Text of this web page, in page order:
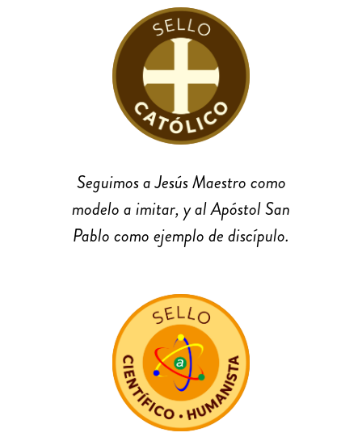
Seguimos a Jesús Maestro como
modelo a imitar, y al Apóstol San
Pablo como ejemplo de discípulo.